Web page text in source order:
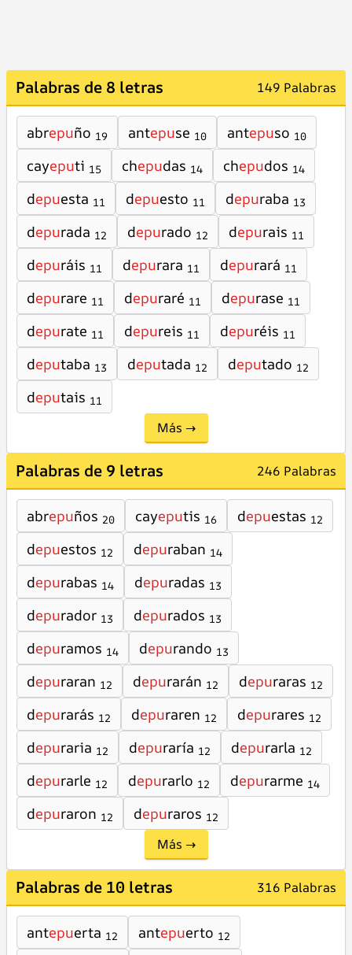
Palabras de 8 letras 149 Palabras
abrepuño 19 antepuse 10 antepuso 10
cayeputi 15 chepudas 14 chepudos 14
depuesta 11 depuesto 11 depuraba 13
depurada 12 depurado 12 depurais 11
depuráis 11 depurara 11 depurará 11
depurare 11 depuraré 11 depurase 11
depurate 11 depureis 11 depuréis 11
deputaba 13 deputada 12 deputado 12
deputais 11
Más →
Palabras de 9 letras 246 Palabras
abrepuños 20 cayeputis 16 depuestas 12
depuestos 12 depuraban 14
depurabas 14 depuradas 13
depurador 13 depurados 13
depuramos 14 depurando 13
depuraran 12 depurarán 12 depuraras 12
depurarás 12 depuraren 12 depurares 12
depuraria 12 depuraría 12 depurarla 12
depurarle 12 depurarlo 12 depurarme 14
depuraron 12 depuraros 12
Más →
Palabras de 10 letras 316 Palabras
antepuerta 12 antepuerto 12